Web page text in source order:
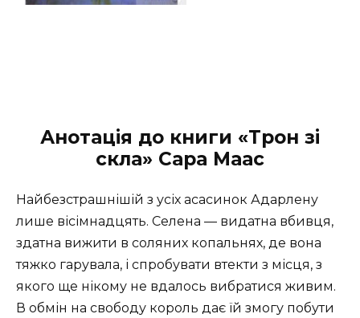
Анотація до книги «Трон зі
скла» Сара Маас
Найбезстрашнішій з усіх асасинок Адарлену
лише вісімнадцять. Селена — видатна вбивця,
здатна вижити в соляних копальнях, де вона
тяжко гарувала, і спробувати втекти з місця, з
якого ще нікому не вдалось вибратися живим.
В обмін на свободу король дає їй змогу побути